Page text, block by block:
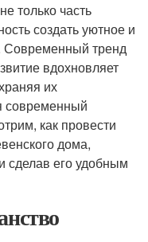
только часть
создать уютное и
Современный тренд
вдохновляет
их
современный
как провести
дома,
сделав его удобным